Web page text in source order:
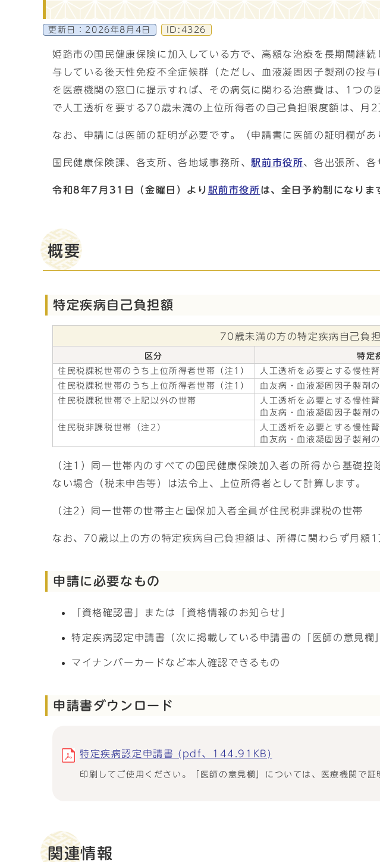
更新日： 2026年8月4日 ID:4326
姫路市の国民健康保険に加入している方で、高額な治療を長期間継
与している後天性免疫不全症候群（ただし、血液凝固因子製剤の投
を医療機関の窓口に提示すれば、その病気に関わる治療費は、1つ
で人工透析を要する70歳未満の上位所得者の自己負担限度額は、月2
なお、申請には医師の証明が必要です。（申請書に医師の証明欄が
国民健康保険課、各支所、各地域事務所、駅前市役所、各出張所、各
令和8年7月31日（金曜日）より 駅前市役所は、全日予約制になりま
概要
特定疾病自己負担額
70歳未満の方の特定疾病自己負
区分 特定
住民税課税世帯のうち上位所得者世帯（注1）
人工透析を必要とする慢性
住民税課税世帯のうち上位所得者世帯（注1）
血友病・血液凝固因子製剤
住民税課税世帯で上記以外の世帯
人工透析を必要とする慢性
血友病・血液凝固因子製剤
住民税非課税世帯（注2）
人工透析を必要とする慢性
血友病・血液凝固因子製剤
（注1）同一世帯内のすべての国民健康保険加入者の所得から基礎
ない場合（税未申告等）は法令上、上位所得者として計算します。
（注2）同一世帯の世帯主と国保加入者全員が住民税非課税の世帯
なお、70歳以上の方の特定疾病自己負担額は、所得に関わらず月額1
申請に必要なもの
「資格確認書」または「資格情報のお知らせ」
特定疾病認定申請書（次に掲載している申請書の「医師の意見欄
マイナンバーカードなど本人確認できるもの
申請書ダウンロード
特定疾病認定申請書 (pdf、144.91KB)
印刷してご使用ください。「医師の意見欄」については、医療機関で証
関連情報